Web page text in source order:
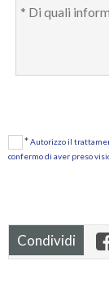
*Autorizzo il
confermo di aver preso
Condividi